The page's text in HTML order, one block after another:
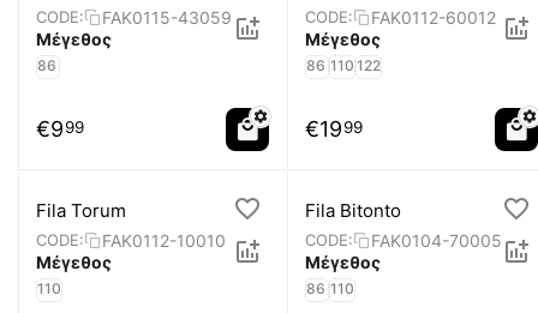
CODE:
FAK0115-43059
Μέγεθος
86
€999
CODE:
FAK0112-60012
Μέγεθος
86 110 122
€1999
Fila Torum
CODE:
FAK0112-10010
Μέγεθος
110
Fila Bitonto
CODE:
FAK0104-70005
Μέγεθος
86 110